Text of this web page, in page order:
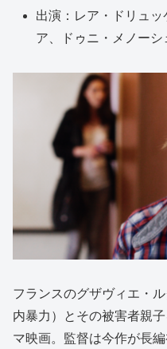
出演：レア・ドリュ
ア、ドゥニ・メノー
フランスのグザヴィエ・
内暴力）とその被害者親
マ映画。監督は今作が長編